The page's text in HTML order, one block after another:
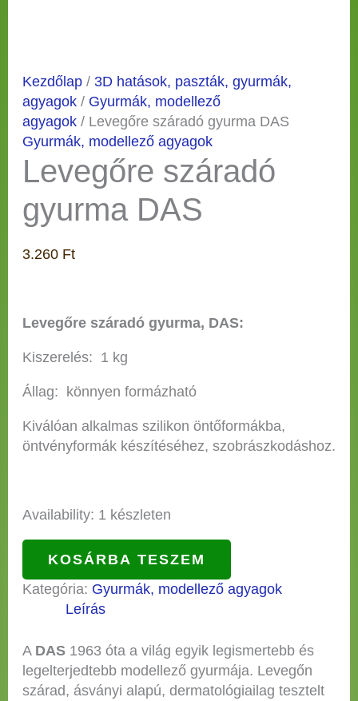
Kezdőlap/ 3D hatások, paszták, gyurmák,
agyagok/ Gyurmák, modellező
agyagok/ Levegőre száradó gyurma DAS
Gyurmák, modellező agyagok
Levegőre száradó
gyurma DAS
3.260 Ft
Levegőre száradó gyurma, DAS:
Kiszerelés: 1 kg
Állag: könnyen formázható
Kiválóan alkalmas szilikon öntőformákba,
öntvényformák készítéséhez, szobrászkodáshoz.
Availability: 1 készleten
KOSÁRBA TESZEM
Kategória: Gyurmák, modellező agyagok
Leírás
A DAS1963 óta a világ egyik legismertebb és
legelterjedtebb modellező gyurmája. Levegőn
szárad, ásványi alapú, dermatológiailag tesztelt